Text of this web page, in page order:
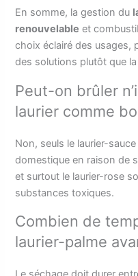
En somme, la gestion du
renouvelable et
choix éclairé des usages,
des solutions plutôt que
Peut-on brûler
laurier comme
Non, seuls le laurier-
domestique en raison de
et surtout le laurier-rose
substances toxiques.
Combien de
laurier-palme